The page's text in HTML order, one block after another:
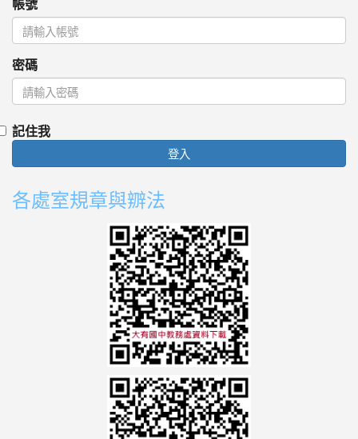
密碼
記住我
登入
各處室規章與辧法